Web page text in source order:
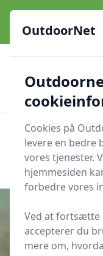
OutdoorNet -
himmel
23 produktyper 🔐
Verificerede
Søg nu
Søg nu
Udgivet iFriluftsliv
OutdoorNet
Cookies på
levere en bedre
vores tjenester.
hjemmesiden
forbedre vores
Ved at fortsætte
accepterer du
mere om,